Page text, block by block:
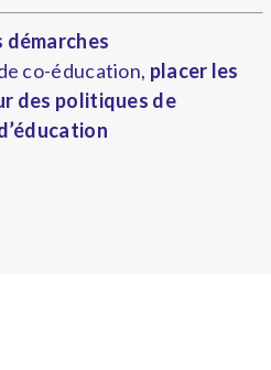
démarches
co-éducation, placer les
des politiques de